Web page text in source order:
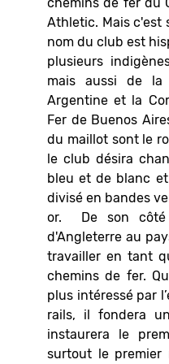
Athletic. Mais c'est
nom du club est
plusieurs
mais aussi de la
Argentine et la
Fer de Buenos
du maillot sont le
le club désira
bleu et de blanc
divisé en bandes
or. De son côté
d'Angleterre au
travailler en tant
chemins de fer.
plus intéressé par
rails, il fondera
instaurera le
surtout le premier